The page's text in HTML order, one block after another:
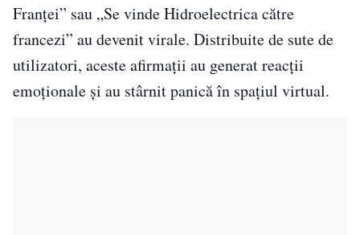
Franței” sau „Se vinde Hidroelectrica către
francezi” au devenit virale. Distribuite de sute de
utilizatori, aceste afirmații au generat reacții
emoționale și au stârnit panică în spațiul virtual.